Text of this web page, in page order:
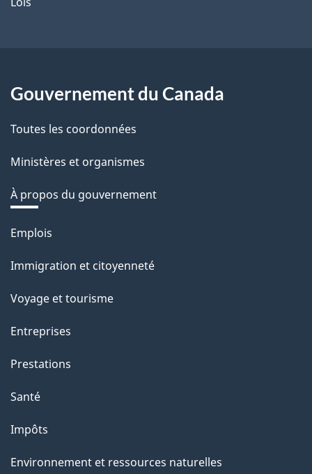
Gouvernement du Canada
Toutes les coordonnées
Ministères et organismes
À propos du gouvernement
Thèmes
sujets
Emplois
Immigration et citoyenneté
Voyage et tourisme
Entreprises
Prestations
Santé
Impôts
Environnement et ressources naturelles